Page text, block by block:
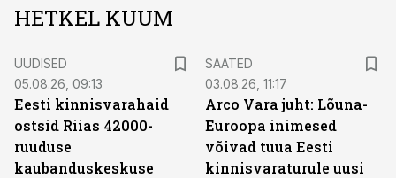
HETKEL KUUM
UUDISED
05.08.26, 09:13
Eesti kinnisvarahaid
ostsid Riias 42000-
ruuduse
kaubanduskeskuse
SAATED
03.08.26, 11:17
Arco Vara juht: Lõuna-
Euroopa inimesed
võivad tuua Eesti
kinnisvaraturule uusi